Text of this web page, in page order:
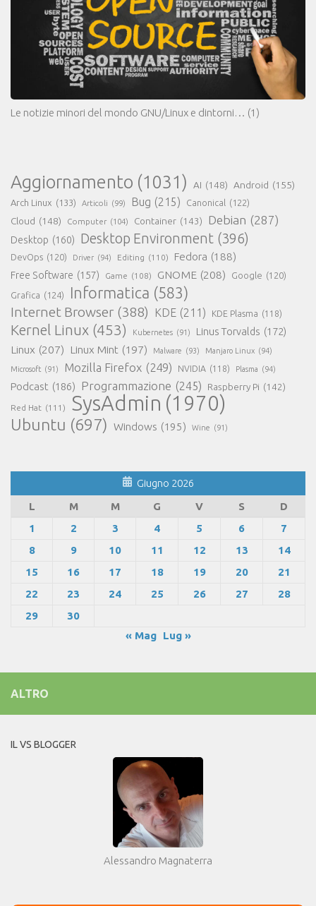
Le notizie minori del mondo GNU/Linux e dintorni… (1)
Aggiornamento (1031) AI (148) Android (155)
Arch Linux (133) Articoli (99) Bug (215) Canonical (122)
Cloud (148) Computer (104) Container (143) Debian (287)
Desktop (160) Desktop Environment (396)
DevOps (120) Driver (94) Editing (110) Fedora (188)
Free Software (157) Game (108) GNOME (208) Google (120)
Grafica (124) Informatica (583)
Internet Browser (388) KDE (211) KDE Plasma (118)
Kernel Linux (453) Kubernetes (91) Linus Torvalds (172)
Linux (207) Linux Mint (197) Malware (93) Manjaro Linux (94)
Microsoft (91) Mozilla Firefox (249) NVIDIA (118) Plasma (94)
Podcast (186) Programmazione (245) Raspberry Pi (142)
Red Hat (111) SysAdmin (1970)
Ubuntu (697) Windows (195) Wine (91)
Giugno 2026
L
M M G V S
D
1
2 3 4 5 6
7
8
9 10 11 12 13
14
15
16 17 18 19 20
21
22
23 24 25 26 27
28
29
30
« Mag
Lug »
ALTRO
IL VS BLOGGER
Alessandro Magnaterra